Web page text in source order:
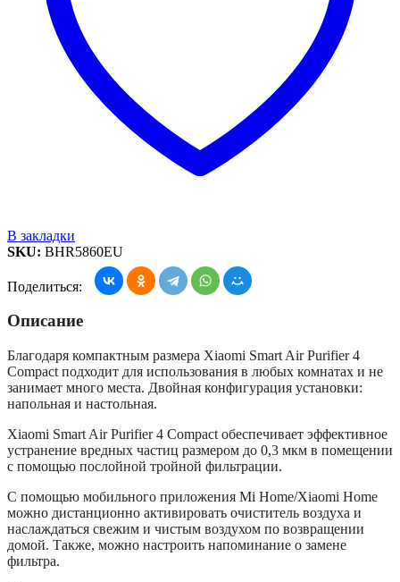
В закладки
SKU: BHR5860EU
Поделиться:
Описание
Благодаря компактным размера Xiaomi Smart Air Purifier 4
Compact подходит для использования в любых комнатах и не
занимает много места. Двойная конфигурация установки:
напольная и настольная.
Xiaomi Smart Air Purifier 4 Compact обеспечивает эффективное
устранение вредных частиц размером до 0,3 мкм в помещении
с помощью послойной тройной фильтрации.
С помощью мобильного приложения Mi Home/Xiaomi Home
можно дистанционно активировать очиститель воздуха и
наслаждаться свежим и чистым воздухом по возвращении
домой. Также, можно настроить напоминание о замене
фильтра.